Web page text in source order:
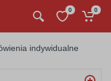
0 0
indywidualne